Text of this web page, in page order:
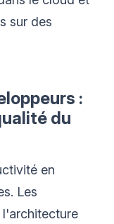
sur des
:
du
en
Les
l'architecture